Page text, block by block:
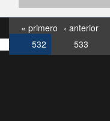
« primero ‹ anterior
532
533